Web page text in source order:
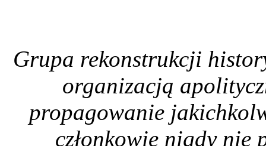
Grupa rekonstrukcji
organizacją
propagowanie
członkowie nigdy